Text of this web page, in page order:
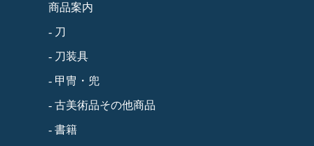
商品案内
- 刀
- 刀装具
- 甲冑・兜
- 古美術品その他商品
- 書籍